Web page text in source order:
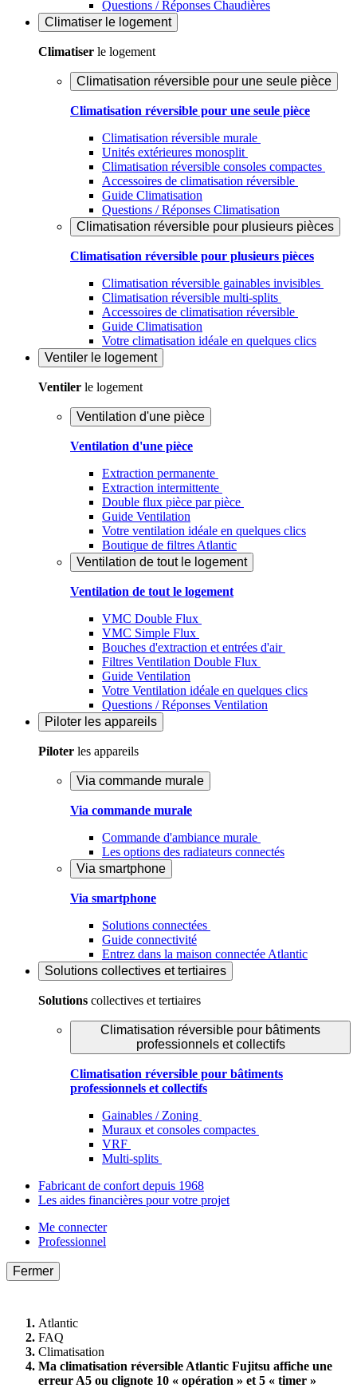
Questions / Réponses Chaudières
Climatiser le logement
Climatiser le logement
Climatisation réversible pour une seule pièce
Climatisation réversible pour une seule pièce
Climatisation réversible murale
Unités extérieures monosplit
Climatisation réversible consoles compactes
Accessoires de climatisation réversible
Guide Climatisation
Questions / Réponses Climatisation
Climatisation réversible pour plusieurs pièces
Climatisation réversible pour plusieurs pièces
Climatisation réversible gainables invisibles
Climatisation réversible multi-splits
Accessoires de climatisation réversible
Guide Climatisation
Votre climatisation idéale en quelques clics
Ventiler le logement
Ventiler le logement
Ventilation d'une pièce
Ventilation d'une pièce
Extraction permanente
Extraction intermittente
Double flux pièce par pièce
Guide Ventilation
Votre ventilation idéale en quelques clics
Boutique de filtres Atlantic
Ventilation de tout le logement
Ventilation de tout le logement
VMC Double Flux
VMC Simple Flux
Bouches d'extraction et entrées d'air
Filtres Ventilation Double Flux
Guide Ventilation
Votre Ventilation idéale en quelques clics
Questions / Réponses Ventilation
Piloter les appareils
Piloter les appareils
Via commande murale
Via commande murale
Commande d'ambiance murale
Les options des radiateurs connectés
Via smartphone
Via smartphone
Solutions connectées
Guide connectivité
Entrez dans la maison connectée Atlantic
Solutions collectives et tertiaires
Solutions collectives et tertiaires
Climatisation réversible pour bâtiments
professionnels et collectifs
Climatisation réversible pour bâtiments
professionnels et collectifs
Gainables / Zoning
Muraux et consoles compactes
VRF
Multi-splits
Fabricant de confort depuis 1968
Les aides financières pour votre projet
Me connecter
Professionnel
Fermer
Atlantic
FAQ
Climatisation
Ma climatisation réversible Atlantic Fujitsu affiche une
erreur A5 ou clignote 10 « opération » et 5 « timer »